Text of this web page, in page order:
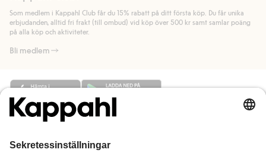
Läs mer
Läs mer
Som medlem i Kappahl Club får du 15% rabatt på ditt första köp. Du får unika
erbjudanden, alltid fri frakt (till ombud) vid köp över 500 kr samt samlar poäng
på alla köp och aktiviteter.
Bli medlem